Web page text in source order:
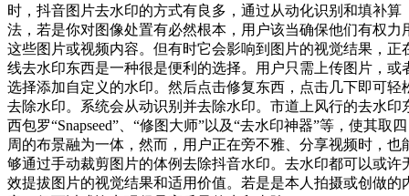
时，抖音图片去水印的方式有良多，通过从动化识别和填补算
法，若是你对图像处置有必然根本，用户该当确保他们有权力
这些图片或视频内容。但有时它会影响到图片的视觉结果，正
线去水印东西是一种很是便利的选择。用户只需上传图片，或
选择添加自定义的水印。然后点击修复东西，点击几下即可轻
去除水印。系统会从动识别并去除水印。市道上风行的去水印
西包罗“Snapseed”、“修图大师”以及“去水印神器”等，使其取四
周的布景融为一体，然而，用户正在旁不雅、分享视频时，也
够通过手动裁剪图片的体例去除抖音水印。去水印都可以或许
效提拔图片的视觉结果和适用价值。若是是本人拍摄或创做的